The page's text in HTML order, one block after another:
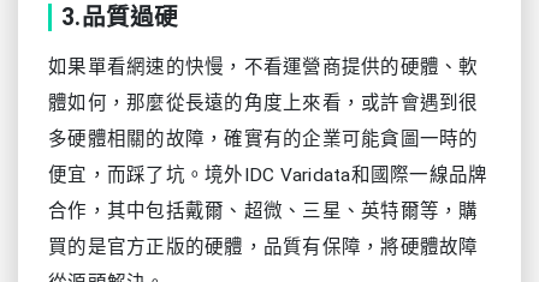
3.品質過硬
如果單看網速的快慢，不看運營商提供的硬體、軟
體如何，那麼從長遠的角度上來看，或許會遇到很
多硬體相關的故障，確實有的企業可能貪圖一時的
便宜，而踩了坑。境外IDC Varidata和國際一線品牌
合作，其中包括戴爾、超微、三星、英特爾等，購
買的是官方正版的硬體，品質有保障，將硬體故障